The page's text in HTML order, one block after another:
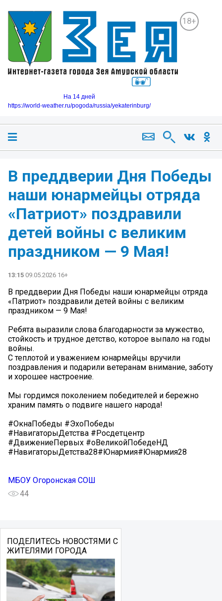
18+
На 14 дней
https://world-weather.ru/pogoda/russia/yekaterinburg/
В преддверии Дня Победы
наши юнармейцы отряда
«Патриот» поздравили
детей войны с великим
праздником — 9 Мая! ️
13:15 09.05.2026 16+
В преддверии Дня Победы наши юнармейцы отряда
«Патриот» поздравили детей войны с великим
праздником — 9 Мая! ️
Ребята выразили слова благодарности за мужество,
стойкость и трудное детство, которое выпало на годы
войны.
С теплотой и уважением юнармейцы вручили
поздравления и подарили ветеранам внимание, заботу
и хорошее настроение.
Мы гордимся поколением победителей и бережно
храним память о подвиге нашего народа!
#ОкнаПобеды #ЭхоПобеды
#НавигаторыДетства #Росдетцентр
#ДвижениеПервых #оВеликойПобедеНД
#НавигаторыДетства28#Юнармия#Юнармия28
МБОУ Огоронская СОШ
44
ПОДЕЛИТЕСЬ НОВОСТЯМИ С
ЖИТЕЛЯМИ ГОРОДА